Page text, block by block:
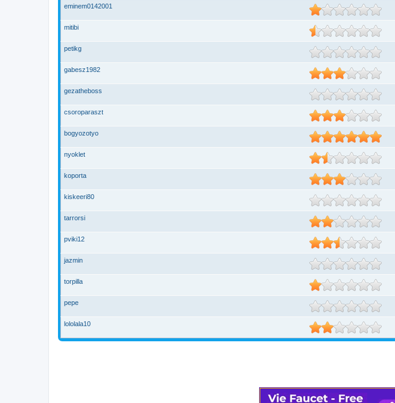
eminem0142001
mitibi
petikg
gabesz1982
gezatheboss
csoroparaszt
bogyozotyo
nyoklet
koporta
kiskeeri80
tarrorsi
pviki12
jazmin
torpilla
pepe
lololala10